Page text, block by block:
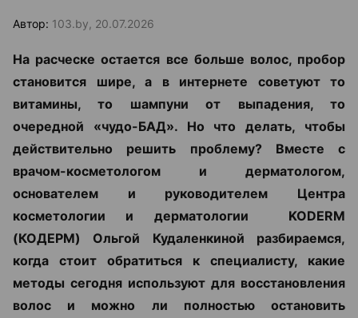
Автор: 103.by, 20.07.2026
На расческе остается все больше волос, пробор
становится шире, а в интернете советуют то
витамины, то шампуни от выпадения, то
очередной «чудо-БАД». Но что делать, чтобы
действительно решить проблему? Вместе с
врачом-косметологом и дерматологом,
основателем и руководителем Центра
косметологии и дерматологии KODERM
(КОДЕРМ) Ольгой Кудаленкиной разбираемся,
когда стоит обратиться к специалисту, какие
методы сегодня используют для восстановления
волос и можно ли полностью остановить